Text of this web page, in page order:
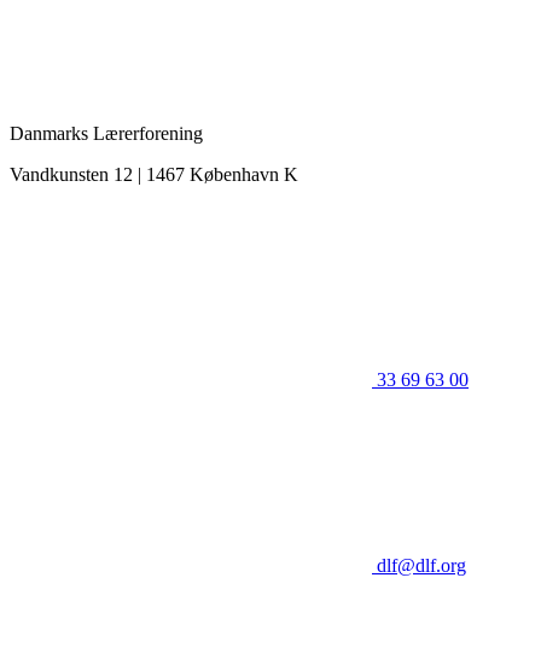
Danmarks Lærerforening
Vandkunsten 12 | 1467 København K
33 69 63 00
dlf@dlf.org